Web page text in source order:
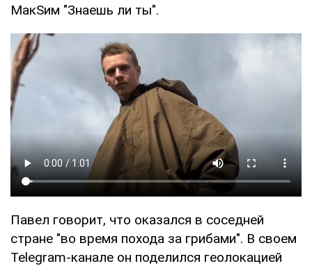
МакSим "Знаешь ли ты".
Павел говорит, что оказался в соседней
стране "во время похода за грибами". В своем
Telegram-канале он поделился геолокацией